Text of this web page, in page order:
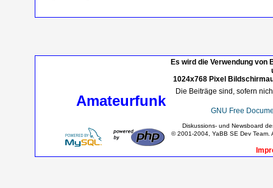
Es wird die Verwendung
1024x768 Pixel
Amateurfunk
Die Beiträge sind, sofern
GNU Free
Diskussions- und Newsboard
© 2001-2004, YaBB SE Dev Team.